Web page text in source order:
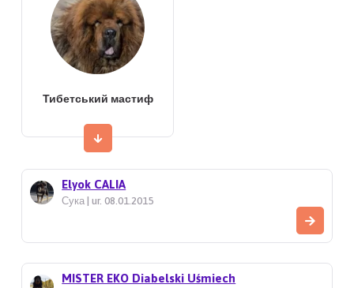
Тибетський мастиф
Elyok CALIA
Сука | ur. 08.01.2015
MISTER EKO Diabelski Uśmiech